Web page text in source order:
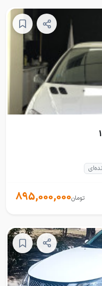
895,000,000تومان